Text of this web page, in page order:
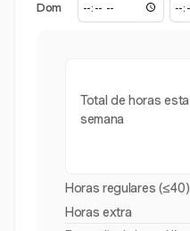
Dom
Total de horas esta
semana
Horas regulares (≤40)
Horas extra